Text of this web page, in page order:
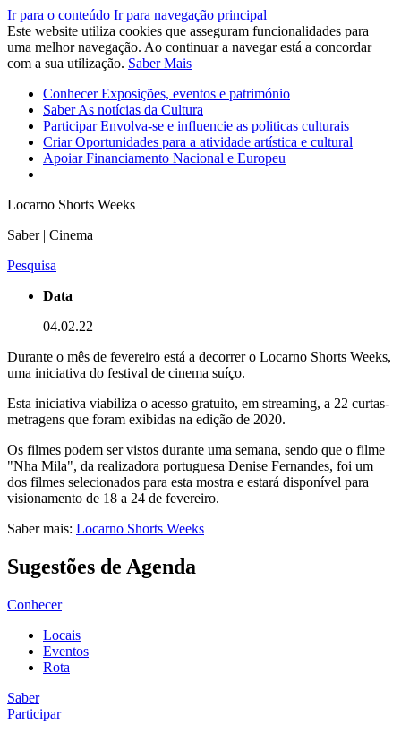
Ir para o conteúdo Ir para navegação principal
Este website utiliza cookies que asseguram funcionalidades para
uma melhor navegação. Ao continuar a navegar está a concordar
com a sua utilização. Saber Mais
ConhecerExposições, eventos e património
SaberAs notícias da Cultura
ParticiparEnvolva-se e influencie as politicas culturais
CriarOportunidades para a atividade artística e cultural
ApoiarFinanciamento Nacional e Europeu
Locarno Shorts Weeks
Saber | Cinema
Pesquisa
Data
04.02.22
Durante o mês de fevereiro está a decorrer o Locarno Shorts Weeks,
uma iniciativa do festival de cinema suíço.
Esta iniciativa viabiliza o acesso gratuito, em streaming, a 22 curtas-
metragens que foram exibidas na edição de 2020.
Os filmes podem ser vistos durante uma semana, sendo que o filme
"Nha Mila", da realizadora portuguesa Denise Fernandes, foi um
dos filmes selecionados para esta mostra e estará disponível para
visionamento de 18 a 24 de fevereiro.
Saber mais: Locarno Shorts Weeks
Sugestões de Agenda
Conhecer
Locais
Eventos
Rota
Saber
Participar